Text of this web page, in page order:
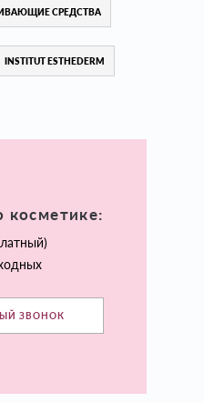
СРЕДСТВА
INSTITUT ESTHEDERM
косметике:
ЗВОНОК